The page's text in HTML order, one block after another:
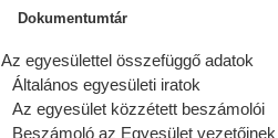
Dokumentumtár
Az egyesülettel összefüggő adatok
Általános egyesületi iratok
Az egyesület közzétett beszámolói
Beszámoló az Egyesület